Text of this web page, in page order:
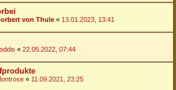
von Thule « 13.01.2023, 13:41
« 22.05.2022, 07:44
« 11.09.2021, 23:25